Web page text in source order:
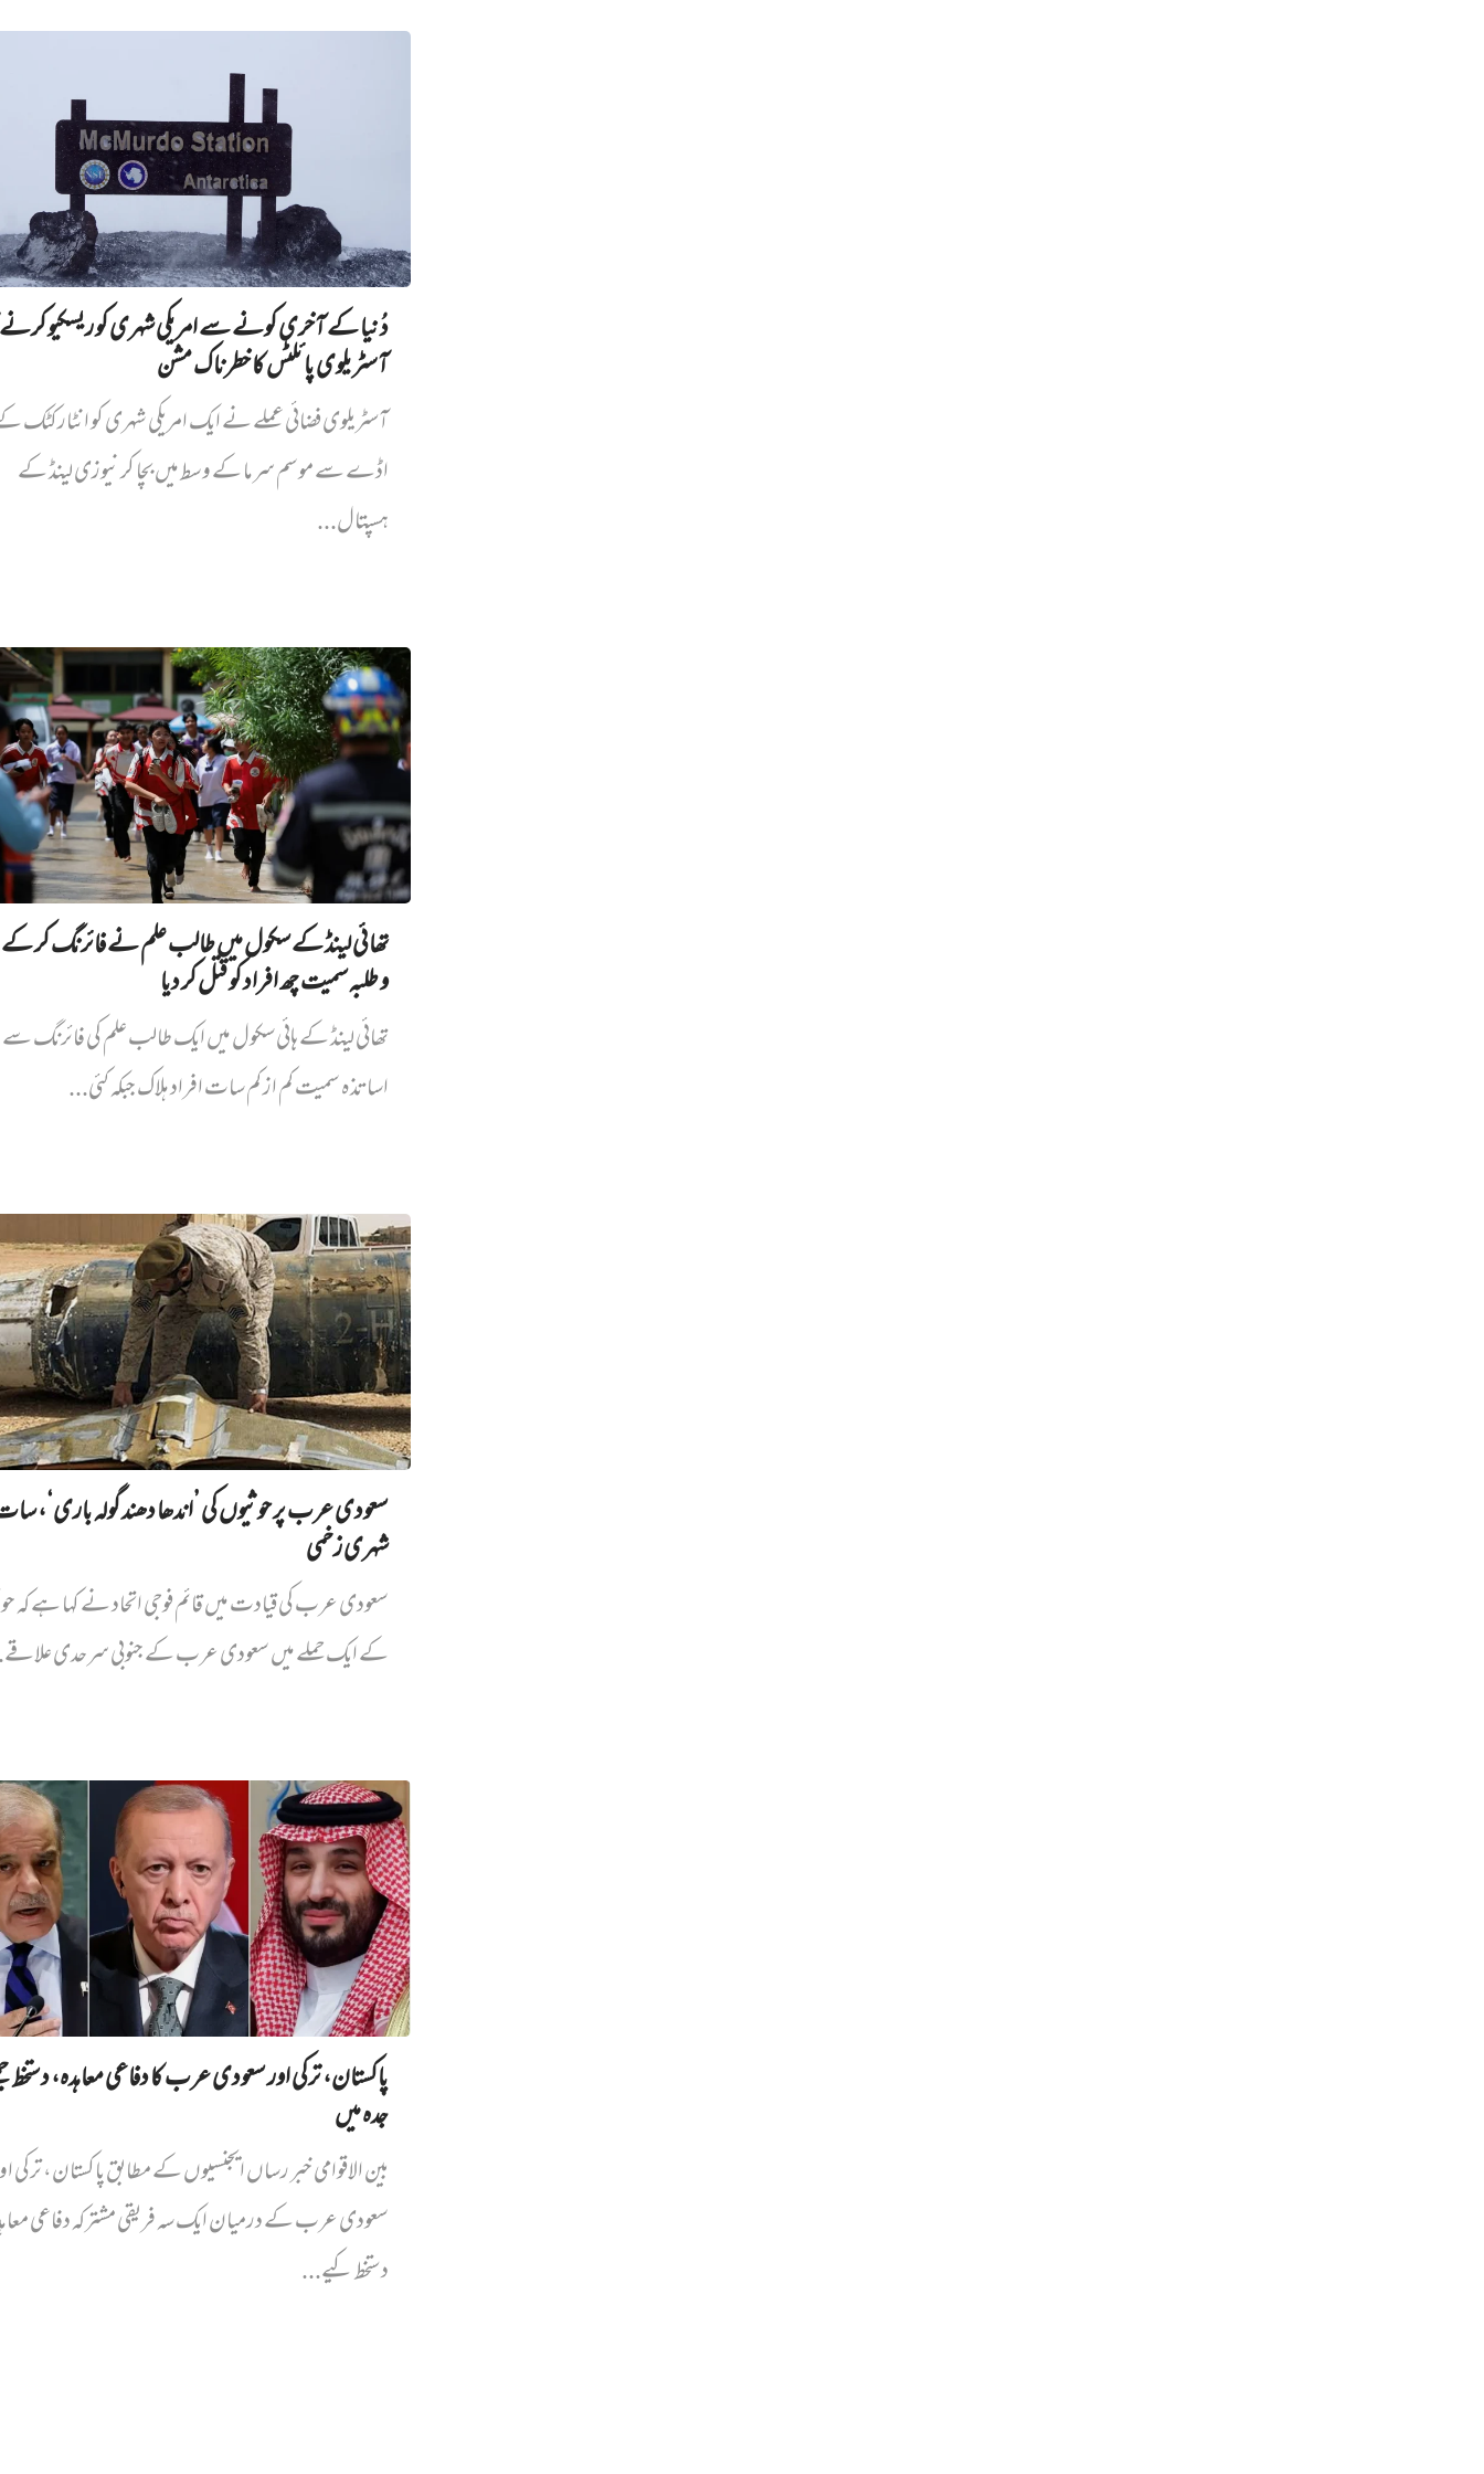
دُنیا کے آخری کونے سے امریکی شہری کو ریسکیو
آسٹریلوی پائلٹس کا خطرناک مشن
آسٹریلوی فضائی عملے نے ایک امریکی شہری کو انٹارکٹک
اڈے سے موسم سرما کے وسط میں بچا کر نیوزی لینڈ کے
ہسپتال...
تھائی لینڈ کے سکول میں طالب علم نے فائرنگ کر
و طلبہ سمیت چھ افراد کو قتل کر دیا
تھائی لینڈ کے ہائی سکول میں ایک طالب علم کی فائرنگ سے
اساتذہ سمیت کم از کم سات افراد ہلاک جبکہ کئی...
سعودی عرب پر حوثیوں کی ’اندھا دھند گولہ باری‘،
شہری زخمی
سعودی عرب کی قیادت میں قائم فوجی اتحاد نے کہا ہے کہ
کے ایک حملے میں سعودی عرب کے جنوبی سرحدی
پاکستان، ترکی اور سعودی عرب کا دفاعی معاہدہ، دستخط
جدہ میں
بین الاقوامی خبر رساں ایجنسیوں کے مطابق پاکستان، ترکی
سعودی عرب کے درمیان ایک سہ فریقی مشترکہ دفاعی
دستخط کیے...